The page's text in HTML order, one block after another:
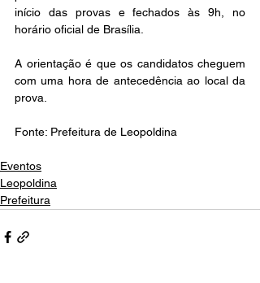
início das provas e fechados às 9h, no
horário oficial de Brasília.
A orientação é que os candidatos cheguem
com uma hora de antecedência ao local da
prova.
Fonte: Prefeitura de Leopoldina
Eventos
Leopoldina
Prefeitura